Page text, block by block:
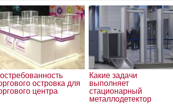
островка для
центра
Какие задачи
выполняет
стационарный
металлодетектор